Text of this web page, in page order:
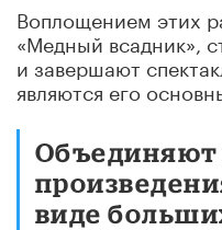
Воплощением этих
«Медный всадник»,
и завершают
являются его
Объединяют
виде